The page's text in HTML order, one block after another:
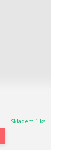
Skladem 1 ks